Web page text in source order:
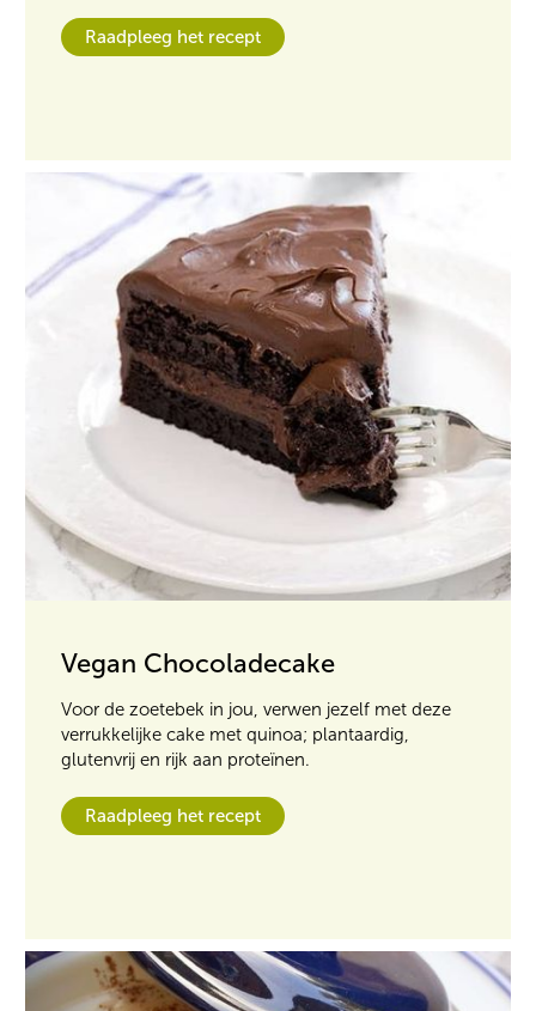
Raadpleeg het recept
Vegan Chocoladecake
Voor de zoetebek in jou, verwen jezelf met deze
verrukkelijke cake met quinoa; plantaardig,
glutenvrij en rijk aan proteïnen.
Raadpleeg het recept